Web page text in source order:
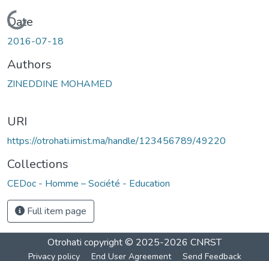
Loading...
Date
2016-07-18
Authors
ZINEDDINE MOHAMED
URI
https://otrohati.imist.ma/handle/123456789/49220
Collections
CEDoc - Homme – Société - Education
Full item page
Otrohati copyright © 2025-2026 CNRST
Privacy policy End User Agreement Send Feedback